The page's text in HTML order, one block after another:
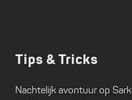
Tips & Tricks
Nachtelijk avontuur op Sark